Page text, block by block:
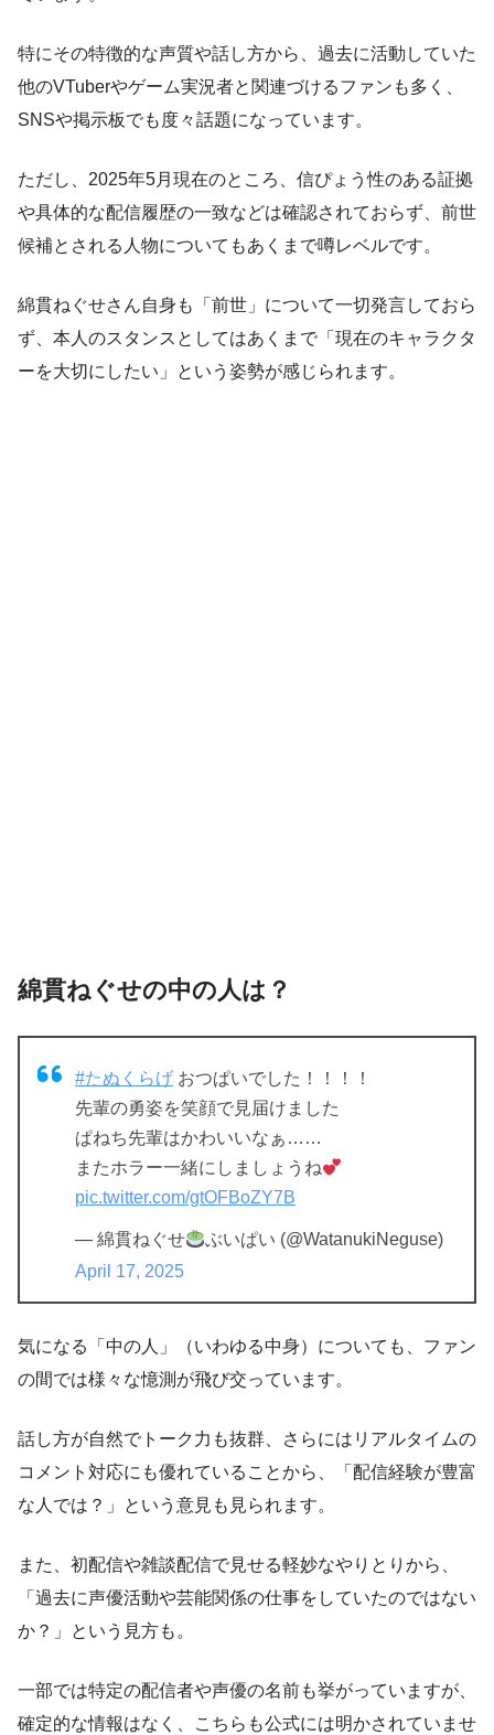
特にその特徴的な声質や話し方から、過去に活動していた
他のVTuberやゲーム実況者と関連づけるファンも多く、
SNSや掲示板でも度々話題になっています。
ただし、2025年5月現在のところ、信ぴょう性のある証拠
や具体的な配信履歴の一致などは確認されておらず、前世
候補とされる人物についてもあくまで噂レベルです。
綿貫ねぐせさん自身も「前世」について一切発言しておら
ず、本人のスタンスとしてはあくまで「現在のキャラクタ
ーを大切にしたい」という姿勢が感じられます。
綿貫ねぐせの中の人は？
#たぬくらげ おつぱいでした！！！！
先輩の勇姿を笑顔で見届けました
ぱねち先輩はかわいいなぁ……
またホラー一緒にしましょうね
pic.twitter.com/gtOFBoZY7B
— 綿貫ねぐせ
ぶいぱい (@WatanukiNeguse)
April 17, 2025
気になる「中の人」（いわゆる中身）についても、ファン
の間では様々な憶測が飛び交っています。
話し方が自然でトーク力も抜群、さらにはリアルタイムの
コメント対応にも優れていることから、「配信経験が豊富
な人では？」という意見も見られます。
また、初配信や雑談配信で見せる軽妙なやりとりから、
「過去に声優活動や芸能関係の仕事をしていたのではない
か？」という見方も。
一部では特定の配信者や声優の名前も挙がっていますが、
確定的な情報はなく、こちらも公式には明かされていませ